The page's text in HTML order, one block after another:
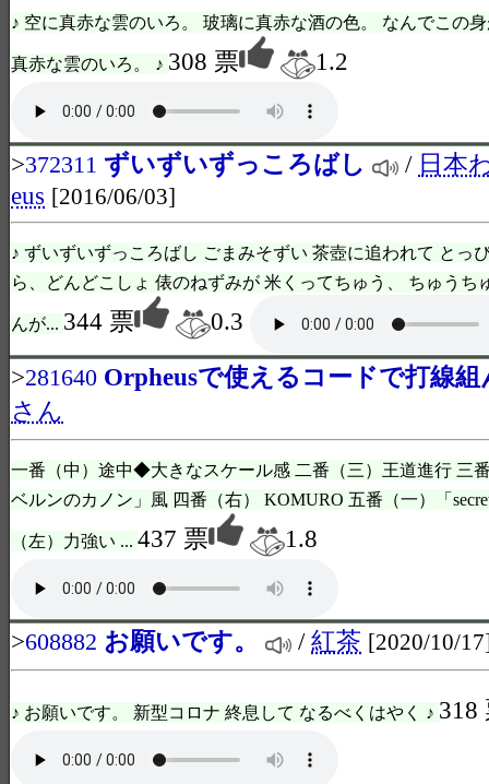
♪ 空に真赤な雲のいろ。 玻璃に真赤な酒の色。 なんでこの
真赤な雲のいろ。 ♪ 308 票 1.2
>372311 ずいずいずっころばし / 日本
eus [2016/06/03]
♪ ずいずいずっころばし ごまみそずい 茶壺に追われて とっ
ら、どんどこしょ 俵のねずみが 米くってちゅう、 ちゅうち
んが... 344 票
0.3
>281640 Orpheusで使えるコードで打線組
さん
一番（中）途中◆大きなスケール感 二番（三）王道進行 三
ベルンのカノン」風 四番（右） KOMURO 五番（一）「
（左）力強い ... 437 票 1.8
>608882 お願いです。 /紅茶 [2020/10/
♪ お願いです。 新型コロナ 終息して なるべくはやく ♪ 318